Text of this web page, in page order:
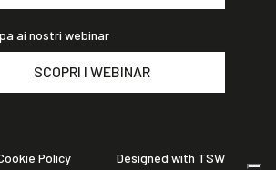
ai nostri webinar
SCOPRI I WEBINAR
Policy Designed with TSW